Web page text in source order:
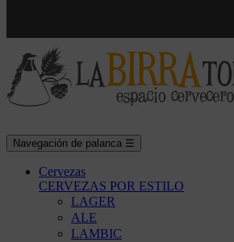
Navegación de palanca ☰
Cervezas
CERVEZAS POR ESTILO
LAGER
ALE
LAMBIC